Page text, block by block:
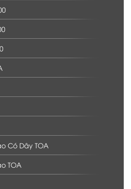
Có Dây TOA
TOA